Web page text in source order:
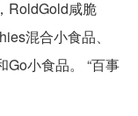
RoldGold咸脆
混合小食品、
Go小食品。 “百事